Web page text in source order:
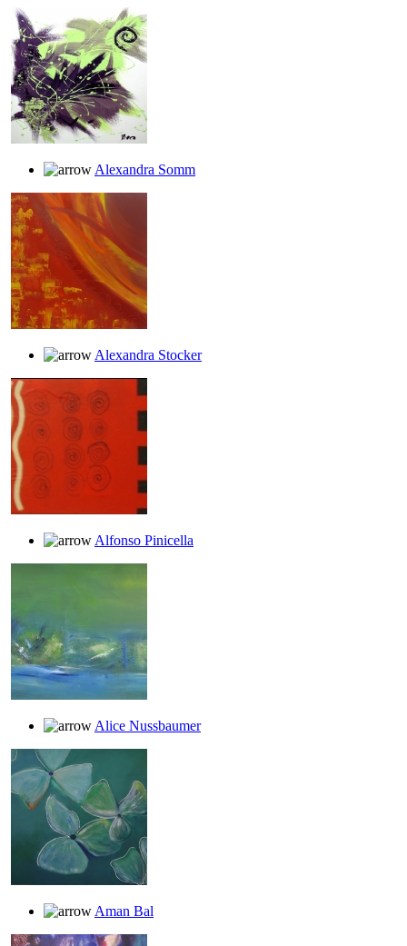
Alexandra Somm
Alexandra Stocker
Alfonso Pinicella
Alice Nussbaumer
Aman Bal